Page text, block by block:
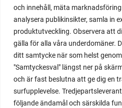
och innehåll, mäta
analysera publikinsikter, samla in
produktutveckling. Observera att
gälla för alla våra underdomäner.
ditt samtycke när som helst
"Samtyckesval" längst ner på
och är fast beslutna att ge dig en
surfupplevelse.
följande ändamål och särskilda